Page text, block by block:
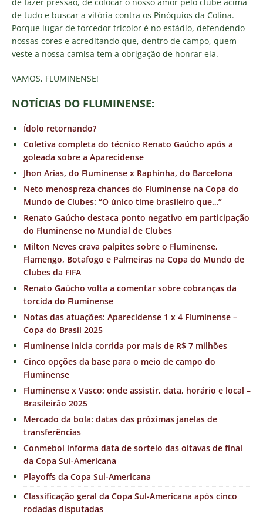
de tudo e buscar a vitória contra os Pinóquios da Colina.
Porque lugar de torcedor tricolor é no estádio, defendendo
nossas cores e acreditando que, dentro de campo, quem
veste a nossa camisa tem a obrigação de honrar ela.
VAMOS, FLUMINENSE!
NOTÍCIAS DO FLUMINENSE:
Ídolo retornando?
Coletiva completa do técnico Renato Gaúcho após a
goleada sobre a Aparecidense
Jhon Arias, do Fluminense x Raphinha, do Barcelona
Neto menospreza chances do Fluminense na Copa do
Mundo de Clubes: “O único time brasileiro que…”
Renato Gaúcho destaca ponto negativo em participação
do Fluminense no Mundial de Clubes
Milton Neves crava palpites sobre o Fluminense,
Flamengo, Botafogo e Palmeiras na Copa do Mundo de
Clubes da FIFA
Renato Gaúcho volta a comentar sobre cobranças da
torcida do Fluminense
Notas das atuações: Aparecidense 1 x 4 Fluminense –
Copa do Brasil 2025
Fluminense inicia corrida por mais de R$ 7 milhões
Cinco opções da base para o meio de campo do
Fluminense
Fluminense x Vasco: onde assistir, data, horário e local –
Brasileirão 2025
Mercado da bola: datas das próximas janelas de
transferências
Conmebol informa data de sorteio das oitavas de final
da Copa Sul-Americana
Playoffs da Copa Sul-Americana
Classificação geral da Copa Sul-Americana após cinco
rodadas disputadas